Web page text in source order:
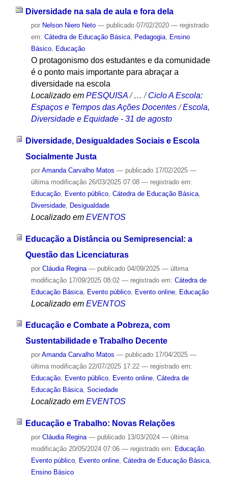
Diversidade na sala de aula e fora dela
por Nelson Niero Neto — publicado07/02/2020 — registrado
em: Cátedra de Educação Básica, Pedagogia, Ensino
Básico, Educação
O protagonismo dos estudantes e da comunidade
é o ponto mais importante para abraçar a
diversidade na escola
Localizado em PESQUISA /…/Ciclo A Escola:
Espaços e Tempos das Ações Docentes /Escola,
Diversidade e Equidade - 31 de agosto
Diversidade, Desigualdades Sociais e Escola
Socialmente Justa
por Amanda Carvalho Matos — publicado17/02/2025 —
última modificação26/03/2025 07:08 — registrado em:
Educação, Evento público, Cátedra de Educação Básica,
Diversidade, Desigualdade
Localizado em EVENTOS
Educação a Distância ou Semipresencial: a
Questão das Licenciaturas
por Cláudia Regina — publicado04/09/2025 — última
modificação17/09/2025 08:02 — registrado em: Cátedra de
Educação Básica, Evento público, Evento online, Educação
Localizado em EVENTOS
Educação e Combate a Pobreza, com
Sustentabilidade e Trabalho Decente
por Amanda Carvalho Matos — publicado17/04/2025 —
última modificação22/07/2025 17:22 — registrado em:
Educação, Evento público, Evento online, Cátedra de
Educação Básica, Sociedade
Localizado em EVENTOS
Educação e Trabalho: Novas Relações
por Cláudia Regina — publicado13/03/2024 — última
modificação20/05/2024 07:06 — registrado em: Educação,
Evento público, Evento online, Cátedra de Educação Básica,
Ensino Básico